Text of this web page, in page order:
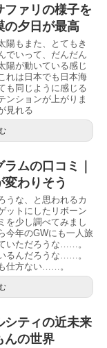
ファリの様子を
の夕日が最高
陽もまた、とてもき
でいって、だんだん
陽が動いている感じ
れは日本でも日本海
も同じように感じる
ンションが上がりま
見れる
ムの口コミ｜
わりそう
うな、と思われるカ
ットにしたリボーン
を少し調べてみまし
今年のGWにも一人旅
いただろうな……。
るんだろうな……。
仕方ない……。
シティの近未来
んの世界